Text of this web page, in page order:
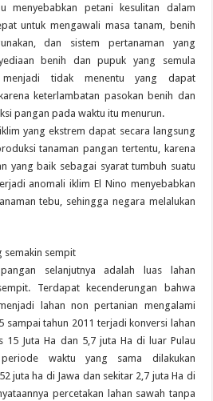
menyebabkan petani kesulitan dalam
untuk mengawali masa tanam, benih
dan sistem pertanaman yang
benih dan pupuk yang semula
menjadi tidak menentu yang dapat
keterlambatan pasokan benih dan
pangan pada waktu itu menurun.
yang ekstrem dapat secara langsung
tanaman pangan tertentu, karena
yang baik sebagai syarat tumbuh suatu
anomali iklim El Nino menyebabkan
tebu, sehingga negara melalukan
semakin sempit
selanjutnya adalah luas lahan
Terdapat kecenderungan bahwa
lahan non pertanian mengalami
sampai tahun 2011 terjadi konversi lahan
15 Juta Ha dan 5,7 juta Ha di luar Pulau
waktu yang sama dilakukan
juta ha di Jawa dan sekitar 2,7 juta Ha di
percetakan lahan sawah tanpa